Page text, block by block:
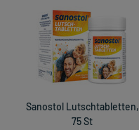
Sanostol Lutschtabletten,
75 St